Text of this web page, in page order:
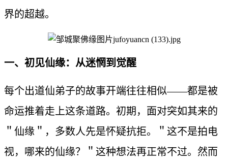
界的超越。
一、初见仙缘：从迷惘到觉醒
每个出道仙弟子的故事开端往往相似——都是被
命运推着走上这条道路。初期，面对突如其来的
＂仙缘＂，多数人先是怀疑抗拒。＂这不是拍电
视，哪来的仙缘？＂这种想法再正常不过。然而